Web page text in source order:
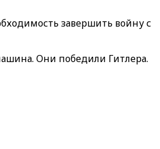
завершить войну с
Они победили Гитлера.